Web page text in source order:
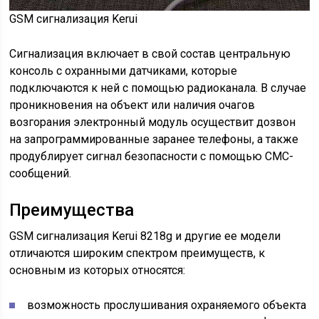
GSM сигнализация Kerui
Сигнализация включает в свой состав центральную
консоль с охранными датчиками, которые
подключаются к ней с помощью радиоканала. В случае
проникновения на объект или наличия очагов
возгорания электронный модуль осуществит дозвон
на запрограммированные заранее телефоны, а также
продублирует сигнал безопасности с помощью СМС-
сообщений.
Преимущества
GSM сигнализация Kerui 8218g и другие ее модели
отличаются широким спектром преимуществ, к
основным из которых относятся:
возможность прослушивания охраняемого объекта